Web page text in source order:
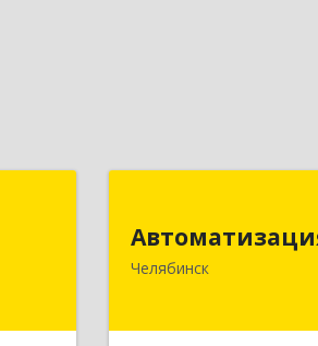
г,
Челябинск
Челябинский г.о.,